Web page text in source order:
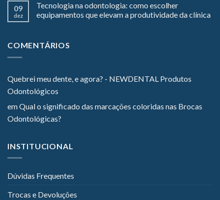
09
dez
Tecnologia na odontologia: como escolher
equipamentos que elevam a produtividade da clínica
COMENTÁRIOS
Quebrei meu dente, e agora? - NEWDENTAL Produtos
Odontológicos
emQual o significado das marcações coloridas nas Brocas
Odontológicas?
INSTITUCIONAL
Dúvidas Frequentes
Trocas e Devoluções